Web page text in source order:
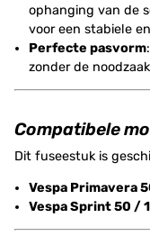
ophanging van de
voor een stabiele
Perfecte pasvorm
zonder de
Compatibele
Dit fuseestuk is
Vespa Primavera
Vespa Sprint 50 /